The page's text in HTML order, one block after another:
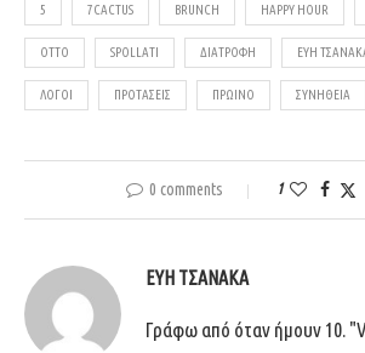
5 7CACTUS BRUNCH HAPPY HOUR
OTTO SPOLLATI ΔΙΑΤΡΟΦΉ ΕΎΗ
ΛΌΓΟΙ ΠΡΟΤΆΣΕΙΣ ΠΡΩΙΝΌ ΣΥΝΉΘΕΙΑ
0 comments 1
ΕΎΗ ΤΣΑΝΆΚΑ
Γράφω από όταν ήμουν 10.